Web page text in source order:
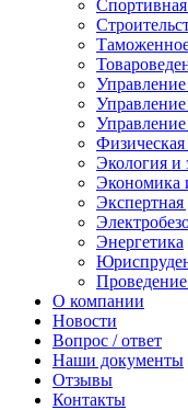
Физическая
Экология и
Экономика
Экспертная
Энергетика
О компании
Новости
Вопрос / ответ
Наши документы
Отзывы
Контакты